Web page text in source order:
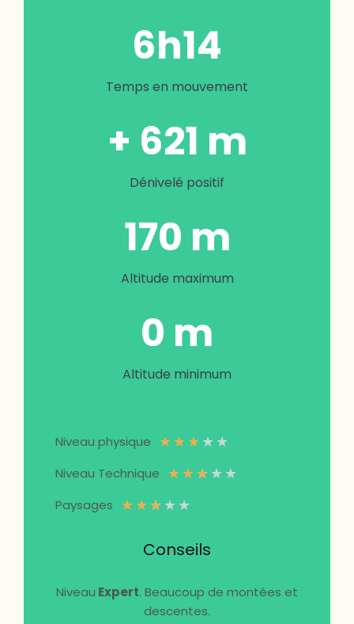
6h14
Temps en mouvement
+ 621 m
Dénivelé positif
170 m
Altitude maximum
0 m
Altitude minimum
Niveau physique ★★★★★
Niveau Technique ★★★★★
Paysages ★★★★★
Conseils
Niveau Expert. Beaucoup de montées et
descentes.